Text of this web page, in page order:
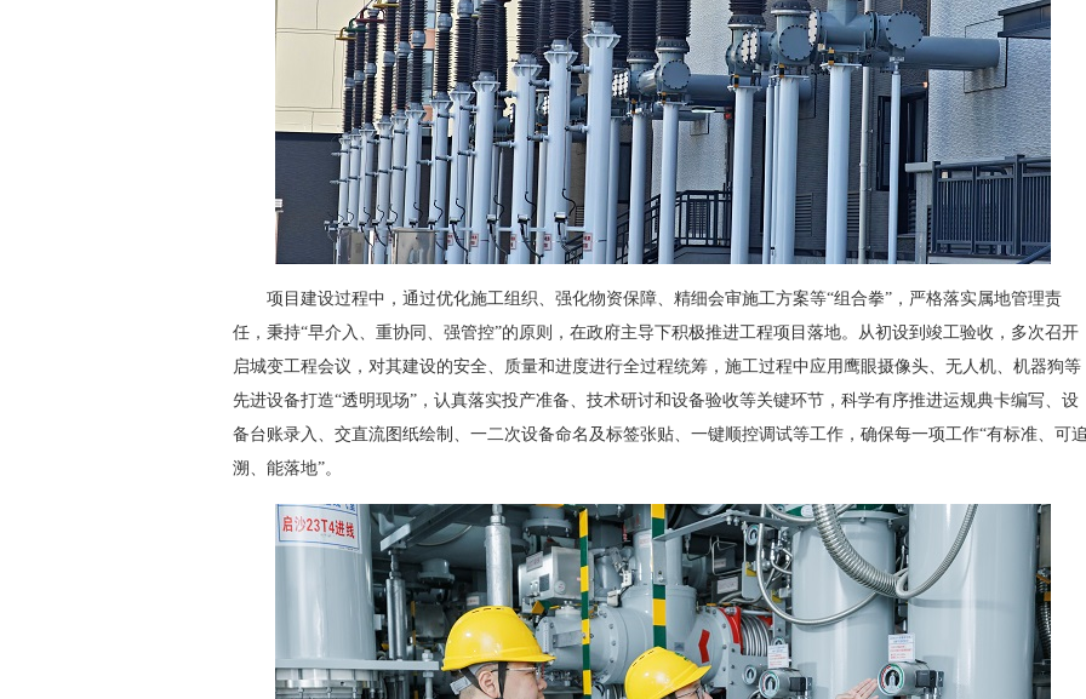
项目建设过程中，通过优化施工组织、强化物资保障、精细会审施工方案等“组合拳”，严格落实属地管理责
任，秉持“早介入、重协同、强管控”的原则，在政府主导下积极推进工程项目落地。从初设到竣工验收，多次召开
启城变工程会议，对其建设的安全、质量和进度进行全过程统筹，施工过程中应用鹰眼摄像头、无人机、机器狗等
先进设备打造“透明现场”，认真落实投产准备、技术研讨和设备验收等关键环节，科学有序推进运规典卡编写、设
备台账录入、交直流图纸绘制、一二次设备命名及标签张贴、一键顺控调试等工作，确保每一项工作“有标准、可
溯、能落地”。